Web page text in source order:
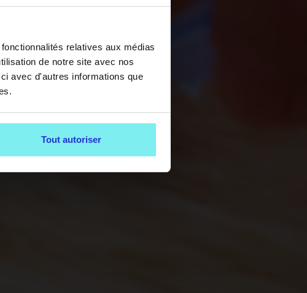
relatives aux médias
de notre site avec nos
avec d'autres informations que
Tout autoriser